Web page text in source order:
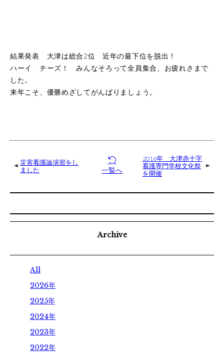
結果発表 大津は総合2位 近年の最下位を脱出！
ハーイ チーズ！ みんなそろって全員集合、お疲れさまで
した。
来年こそ、優勝めざしてがんばりましょう。
一覧へ
災害看護論演習をし
ました
2016年 大津赤十字
看護専門学校文化祭
を開催
Archive
All
2026年
2025年
2024年
2023年
2022年